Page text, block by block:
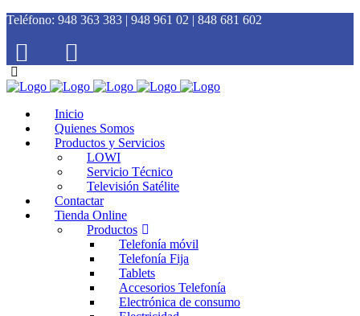
Teléfono: 948 363 383 | 948 961 02 | 848 681 602
Inicio
Quienes Somos
Productos y Servicios
LOWI
Servicio Técnico
Televisión Satélite
Contactar
Tienda Online
Productos
Telefonía móvil
Telefonía Fija
Tablets
Accesorios Telefonía
Electrónica de consumo